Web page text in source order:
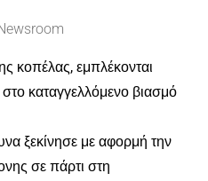
κοπέλας, εμπλέκονται
καταγγελλόμενο βιασμό
ξεκίνησε με αφορμή την
σε πάρτι στη